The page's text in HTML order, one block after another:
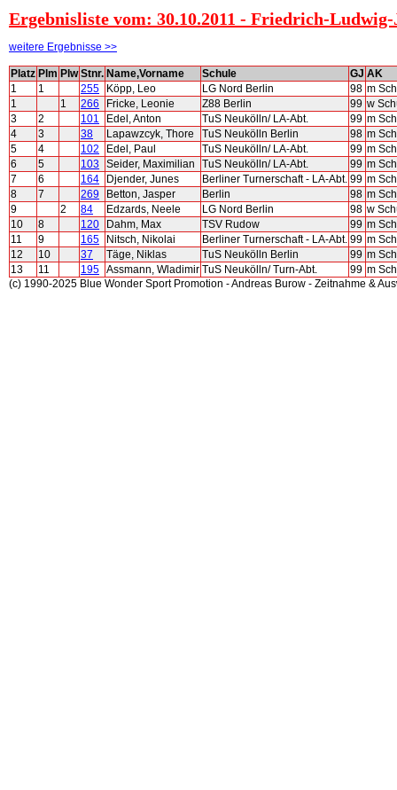
Ergebnisliste vom: 30.10.2011 - Friedrich-
weitere Ergebnisse >>
Platz Plm Plw Stnr. Name,Vorname Schule GJ AK
1
1 255 Köpp, Leo LG Nord Berlin 98 m
1
1 266 Fricke, Leonie Z88 Berlin 99 w
3
2 101 Edel, Anton TuS Neukölln/ LA-Abt. 99 m
4
3 38 Lapawzcyk, Thore TuS Neukölln Berlin 98 m
5
4 102 Edel, Paul TuS Neukölln/ LA-Abt. 99 m
6
5 103 Seider, Maximilian TuS Neukölln/ LA-Abt. 99 m
7
6 164 Djender, Junes Berliner Turnerschaft - LA-Abt. 99 m
8
7 269 Betton, Jasper Berlin 98 m
9
2 84 Edzards, Neele LG Nord Berlin 98 w
10
8 120 Dahm, Max TSV Rudow 99 m
11
9 165 Nitsch, Nikolai Berliner Turnerschaft - LA-Abt. 99 m
12
10 37 Täge, Niklas TuS Neukölln Berlin 99 m
13
11 195 Assmann, Wladimir TuS Neukölln/ Turn-Abt. 99 m
(c) 1990-2025 Blue Wonder Sport Promotion - Andreas Burow - Zeitnahme &